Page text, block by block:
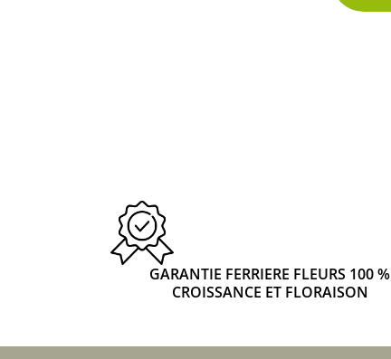
GARANTIE FERRIERE FLEURS 100 %
CROISSANCE ET FLORAISON